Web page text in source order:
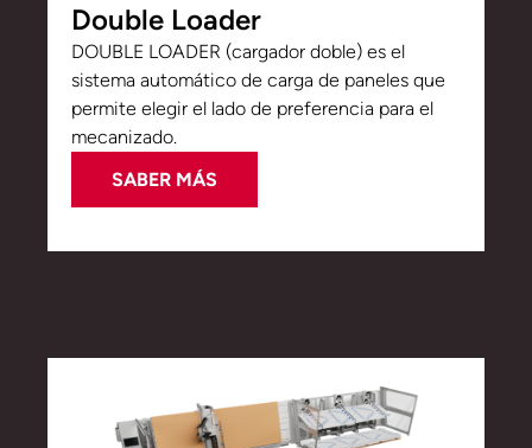
Double Loader
DOUBLE LOADER (cargador doble) es el
sistema automático de carga de paneles que
permite elegir el lado de preferencia para el
mecanizado.
SABER MÁS